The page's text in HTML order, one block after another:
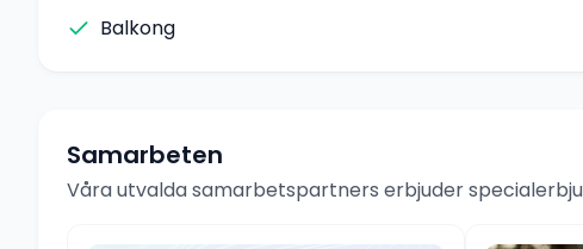
Balkong
Samarbeten
Våra utvalda samarbetspartners erbjuder